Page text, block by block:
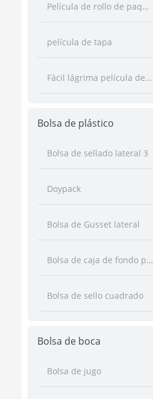
Película de rollo de paquete automático
película de tapa
Fácil lágrima película de rollo
Bolsa de plástico
Bolsa de sellado lateral 3
Doypack
Bolsa de Gusset lateral
Bolsa de caja de fondo plano
Bolsa de sello cuadrado
Bolsa de boca
Bolsa de jugo